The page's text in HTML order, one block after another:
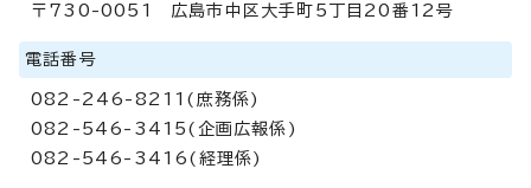
〒730-0051 広島市中区大手町5丁目20番12号
電話番号
082-246-8211(庶務係)
082-546-3415(企画広報係)
082-546-3416(経理係)